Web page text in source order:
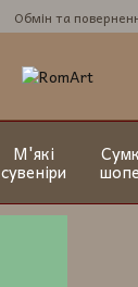
Обмін та
М'які
сувеніри